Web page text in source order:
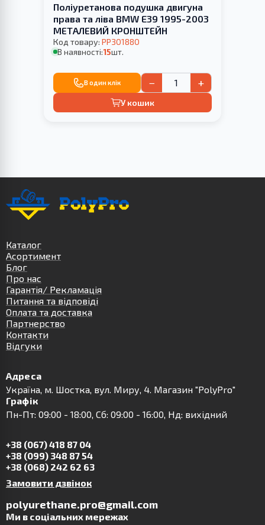
Поліуретанова подушка двигуна
права та ліва BMW E39 1995-2003
МЕТАЛЕВИЙ КРОНШТЕЙН
Код товару: PP301880
В наявності:15шт.
В один клік − +
У кошик
Каталог
Асортимент
Блог
Про нас
Гарантія/ Рекламація
Питання та відповіді
Оплата та доставка
Партнерство
Контакти
Відгуки
Адреса
Українa, м. Шостка, вул. Миру, 4. Магазин "PolyPro"
Графік
Пн-Пт: 09:00 - 18:00, Сб: 09:00 - 16:00, Нд: вихідний
+38 (067) 418 87 04
+38 (099) 348 87 54
+38 (068) 242 62 63
Замовити дзвінок
polyurethane.pro@gmail.com
Ми в соціальних мережах